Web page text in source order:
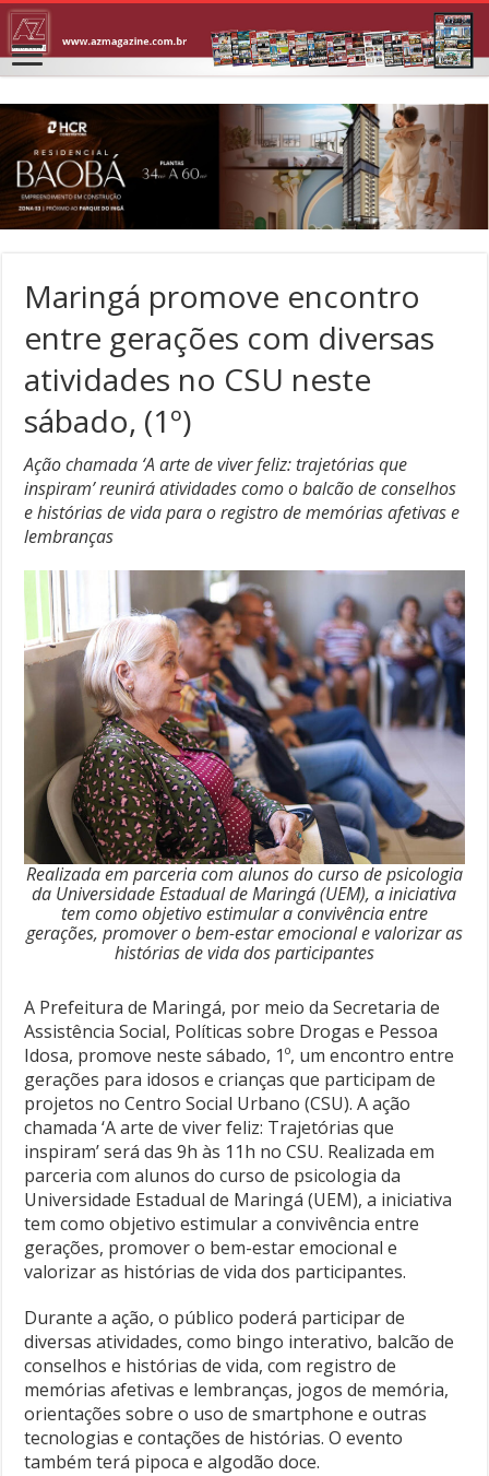
Maringá promove encontro
entre gerações com diversas
atividades no CSU neste
sábado, (1º)
Ação chamada ‘A arte de viver feliz: trajetórias que
inspiram’ reunirá atividades como o balcão de conselhos
e histórias de vida para o registro de memórias afetivas e
lembranças
Realizada em parceria com alunos do curso de psicologia
da Universidade Estadual de Maringá (UEM), a iniciativa
tem como objetivo estimular a convivência entre
gerações, promover o bem-estar emocional e valorizar as
histórias de vida dos participantes
A Prefeitura de Maringá, por meio da Secretaria de
Assistência Social, Políticas sobre Drogas e Pessoa
Idosa, promove neste sábado, 1º, um encontro entre
gerações para idosos e crianças que participam de
projetos no Centro Social Urbano (CSU). A ação
chamada ‘A arte de viver feliz: Trajetórias que
inspiram’ será das 9h às 11h no CSU. Realizada em
parceria com alunos do curso de psicologia da
Universidade Estadual de Maringá (UEM), a iniciativa
tem como objetivo estimular a convivência entre
gerações, promover o bem-estar emocional e
valorizar as histórias de vida dos participantes.
Durante a ação, o público poderá participar de
diversas atividades, como bingo interativo, balcão de
conselhos e histórias de vida, com registro de
memórias afetivas e lembranças, jogos de memória,
orientações sobre o uso de smartphone e outras
tecnologias e contações de histórias. O evento
também terá pipoca e algodão doce.